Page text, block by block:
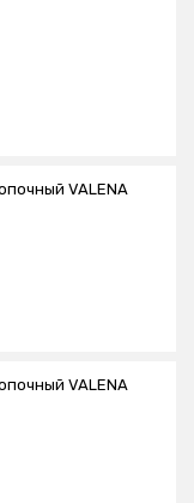
VALENA
VALENA